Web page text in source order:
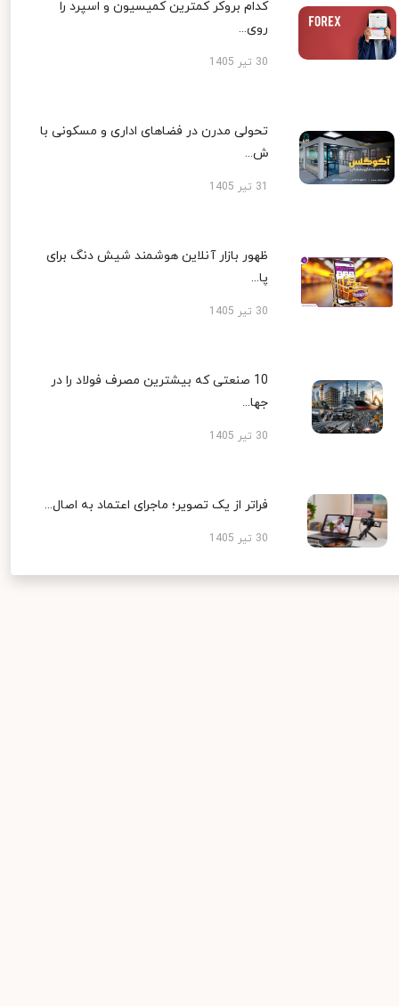
کدام بروکر کمترین کمیسیون و اسپرد را
روی...
30 تیر 1405
تحولی مدرن در فضاهای اداری و مسکونی با
ش...
ظهور بازار آنلاین هوشمند شیش دنگ برای
پا...
30 تیر 1405
10 صنعتی که بیشترین مصرف فولاد را در
جها...
30 تیر 1405
فراتر از یک تصویر؛ ماجرای اعتماد به اصال...
30 تیر 1405